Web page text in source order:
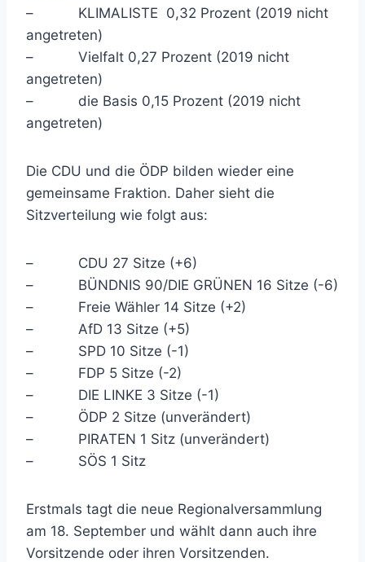
– KLIMALISTE 0,32 Prozent (2019 nicht
angetreten)
– Vielfalt 0,27 Prozent (2019 nicht
angetreten)
– die Basis 0,15 Prozent (2019 nicht
angetreten)
Die CDU und die ÖDP bilden wieder eine
gemeinsame Fraktion. Daher sieht die
Sitzverteilung wie folgt aus:
– CDU 27 Sitze (+6)
– BÜNDNIS 90/DIE GRÜNEN 16 Sitze (-6)
– Freie Wähler 14 Sitze (+2)
– AfD 13 Sitze (+5)
– SPD 10 Sitze (-1)
– FDP 5 Sitze (-2)
– DIE LINKE 3 Sitze (-1)
– ÖDP 2 Sitze (unverändert)
– PIRATEN 1 Sitz (unverändert)
– SÖS 1 Sitz
Erstmals tagt die neue Regionalversammlung
am 18. September und wählt dann auch ihre
Vorsitzende oder ihren Vorsitzenden.